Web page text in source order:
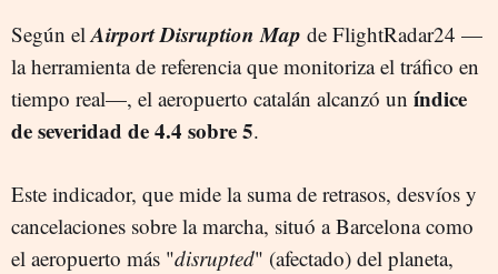
Según el Airport Disruption Map de FlightRadar24 —
la herramienta de referencia que monitoriza el tráfico en
tiempo real—, el aeropuerto catalán alcanzó un índice
de severidad de 4.4 sobre 5.
Este indicador, que mide la suma de retrasos, desvíos y
cancelaciones sobre la marcha, situó a Barcelona como
el aeropuerto más "disrupted" (afectado) del planeta,